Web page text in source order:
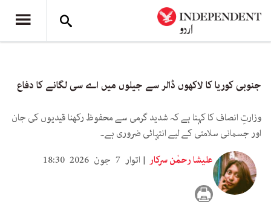
جنوبی کوریا کا لاکھوں ڈالر سے جیلوں میں اے سی لگانے کا دفاع
وزارتِ انصاف کا کہنا ہے کہ شدید گرمی سے محفوظ رکھنا قیدیوں کی جان
اور جسمانی سلامتی کے لیے انتہائی ضروری ہے۔
علیشا رحمٰن سرکار
اتوار 7 جون 2026 18:30